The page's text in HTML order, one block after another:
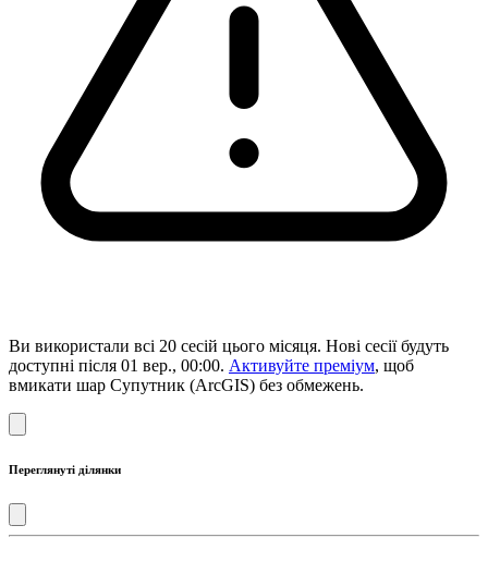
Ви використали всі 20 сесій цього місяця. Нові сесії будуть
доступні після 01 вер., 00:00. Активуйте преміум, щоб
вмикати шар Супутник (ArcGIS) без обмежень.
Переглянуті ділянки